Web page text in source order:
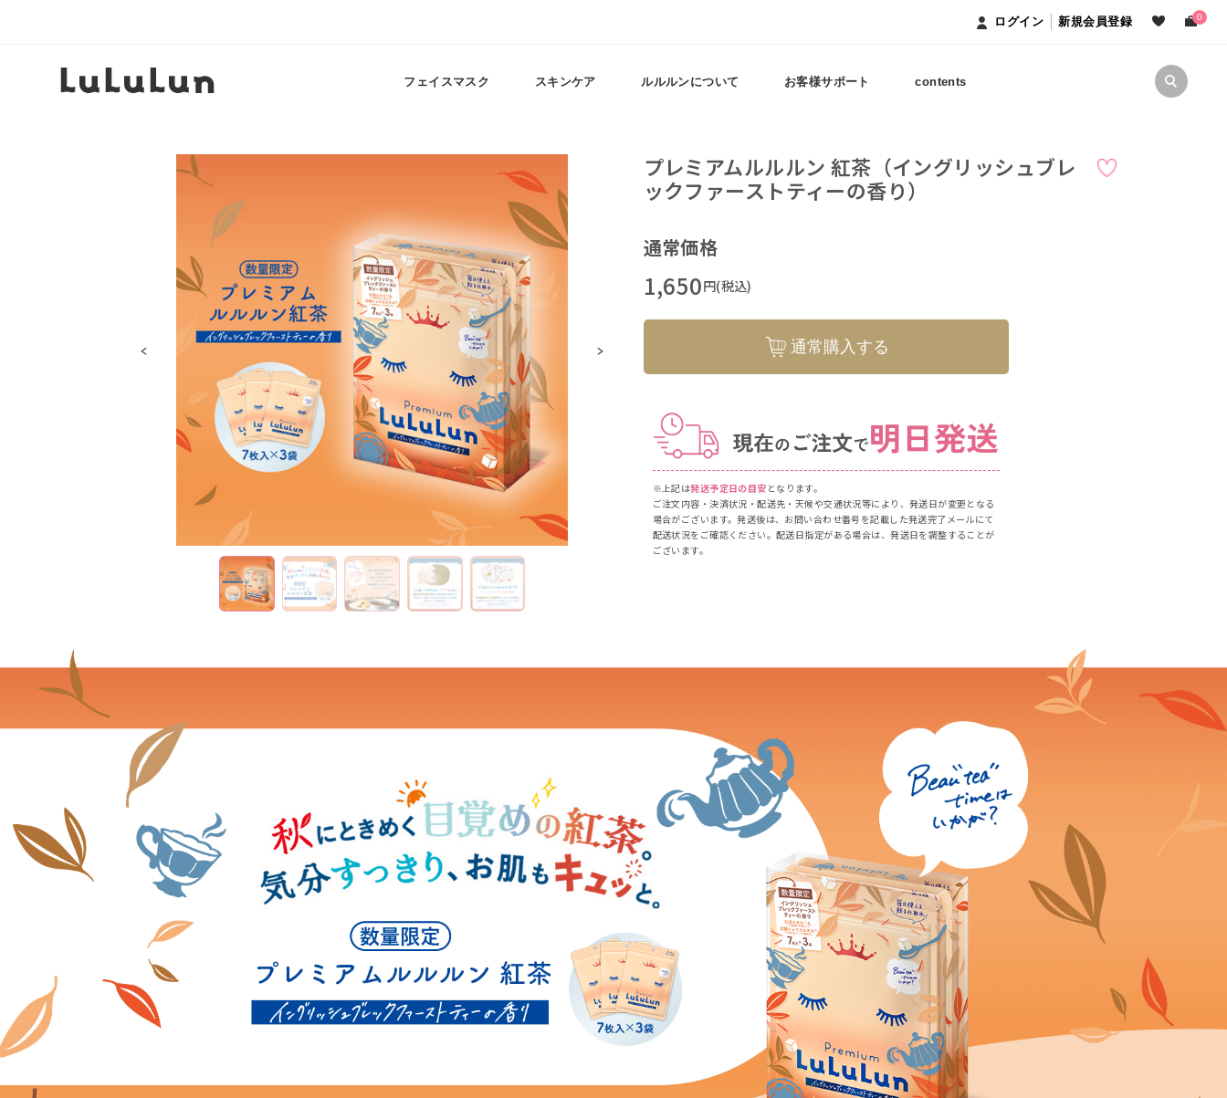
ログイン 新規会員登録 0
フェイスマスク スキンケア ルルルンについて お客様サポート contents
プレミアムルルルン 紅茶（イングリッシュブレ
ックファーストティーの香り）
通常価格
1,650円(税込)
通常購入する
※上記は発送予定日の目安 となります。
ご注文内容・決済状況・配送先・天候や交通状況等により、発送日が変更となる
場合がございます。発送後は、お問い合わせ番号を記載した発送完了メールにて
配送状況をご確認ください。配送日指定がある場合は、発送日を調整することが
ございます。
《販売名》
フェイスマスク プレミアムルルルン紅茶 １Ｋ
《内容量》
7枚入（エッセンス108mL）×3袋
《配合成分》
水、グリセリン、BG、チャ葉エキス、ショウガ根エキス、カルノシン、トコフェロール、オオアザミ果実エキス、レシチン、トリ脂肪酸(C18-3
6)グリセリル、トリ脂肪酸(C12-18)グリセリル、ホホバエステル、スクワレン、マカデミアナッツ脂肪酸フィトステリル、フィトステロールズ、
PEG-40水添ヒマシ油、キサンタンガム、EDTA-2Na、クエン酸、クエン酸Na、フェノキシエタノール、メチルパラベン、香料
《使用・保管上の注意》
◎傷や腫れもの・湿疹・かぶれ・ただれなどの症状がある時は使用しないでください。
◎お肌に異常が生じていないかよく注意して使用してください。
◎化粧品がお肌に合わない時、即ち次のような場合には、使用を中止してください。そのまま使用を続けますと、症状を悪化させることがありま
すので、皮膚科専門医などに相談されることをおすすめします。(1)使用中、赤み・腫れ・かゆみ・刺激・色抜け(白斑など)や黒ずみなどの症状が
あらわれた場合。(2)使用したお肌に直射日光があたって上記のような症状があらわれた場合。
◎初めて使用する方や化粧品にかぶれやすい過敏な体質の方は、使用前に腕の内側などで試し、翌日、赤み・かゆみなどの異常がないかどうかを
確認してください。
◎一度使用したマスクは、衛生上、繰り返し使用しないでください。また、一度取り出したマスクは多く出しすぎた時でも袋に戻さないでくださ
◎直射日光のあたる場所や、極端に高温または低温の場所には保管しないでください。
◎開封後は製品が変質しないよう、しっかりとチャックを閉めてください。チャック部分が下になると液モレがおきる場合がありますので、注意
◎開封後はなるべく早めに使用してください。